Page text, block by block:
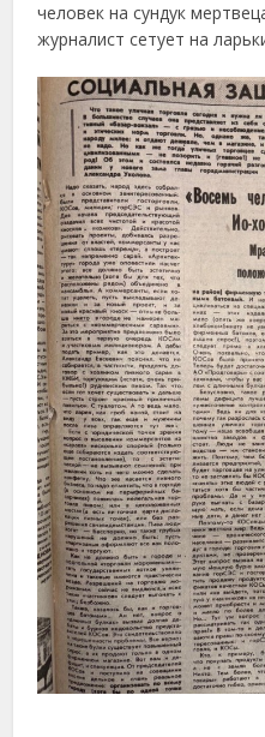
человек на сундук
журналист сетует на